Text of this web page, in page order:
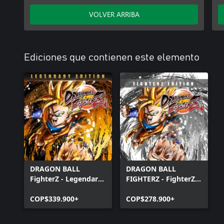
VOLVER ARRIBA
Ediciones que contienen este elemento
DRAGON BALL
FighterZ - Legendary
COP$339.900+
DRAGON BALL
FIGHTERZ - FighterZ
COP$278.900+